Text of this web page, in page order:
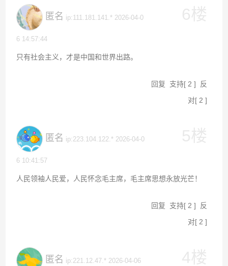
匿名 ip:111.181.141.* 2026-04-0
6 14:57:44
只有社会主义，才是中国和世界出路。
回复 支持[ 2]
反
对[ 2]
匿名 ip:223.104.122.* 2026-04-0
6 10:41:57
人民领袖人民爱，人民怀念毛主席，毛主席思想永放光芒！
回复 支持[ 2]
反
对[ 2]
匿名 ip:221.12.47.* 2026-04-06